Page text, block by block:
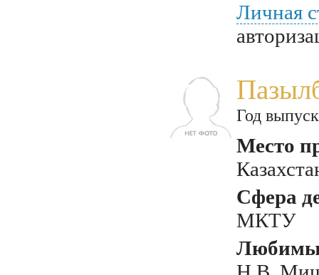
Личная
Год
Место
Сфера
МКТУ